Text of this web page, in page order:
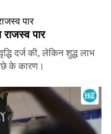
पार
दर्ज की, लेकिन शुद्ध लाभ
के कारण।